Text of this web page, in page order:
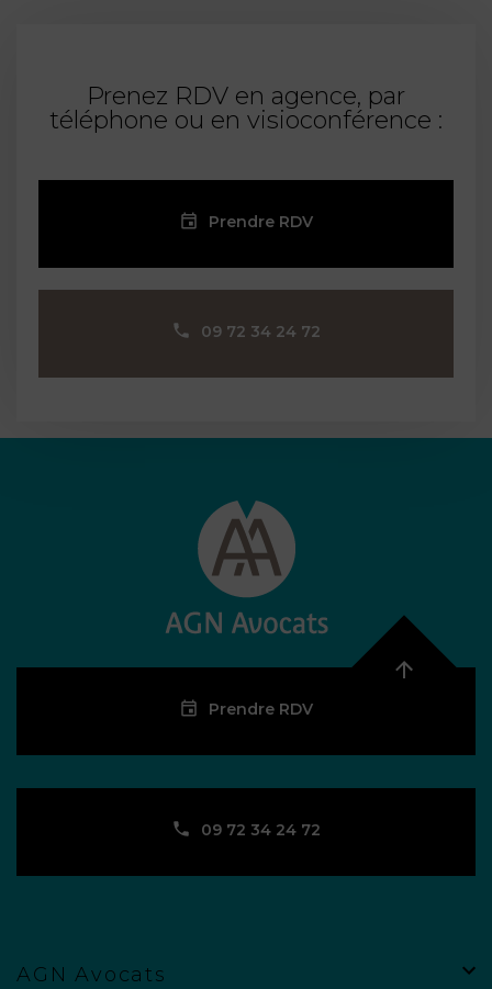
Prenez RDV en agence, par
téléphone ou en visioconférence :
Prendre RDV
09 72 34 24 72
Prendre RDV
09 72 34 24 72
AGN Avocats